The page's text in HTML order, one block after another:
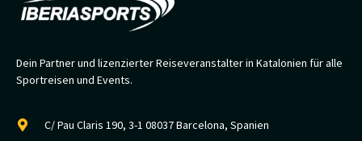
Dein Partner und lizenzierter Reiseveranstalter in Katalonien für alle
Sportreisen und Events.
C/ Pau Claris 190, 3-1 08037 Barcelona, Spanien